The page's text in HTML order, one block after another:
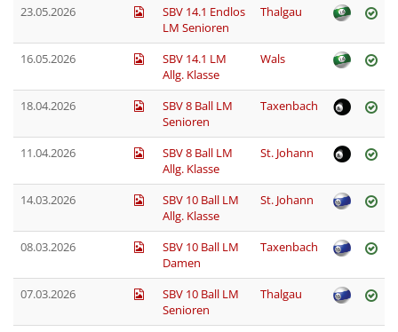
23.05.2026
SBV 14.1 Endlos
LM Senioren
Thalgau
16.05.2026
SBV 14.1 LM
Allg. Klasse
Wals
18.04.2026
SBV 8 Ball LM
Senioren
Taxenbach
11.04.2026
SBV 8 Ball LM
Allg. Klasse
St. Johann
14.03.2026
SBV 10 Ball LM
Allg. Klasse
St. Johann
08.03.2026
SBV 10 Ball LM
Damen
Taxenbach
07.03.2026
SBV 10 Ball LM
Senioren
Thalgau